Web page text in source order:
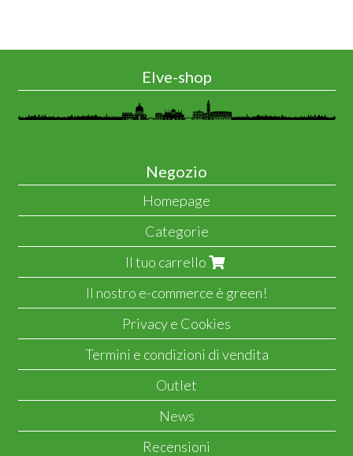
Elve-shop
Negozio
Homepage
Categorie
Il tuo carrello
Il nostro e-commerce è green!
Privacy e Cookies
Termini e condizioni di vendita
Outlet
News
Recensioni